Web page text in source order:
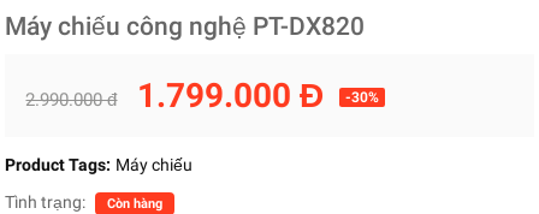
Máy chiếu công nghệ PT-DX820
2.990.000 đ 1.799.000 Đ -30%
Product Tags: Máy chiếu
Tình trạng:
Còn hàng